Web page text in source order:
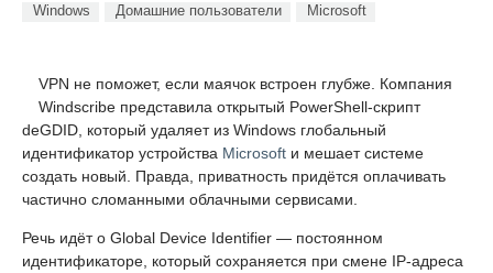
Windows Домашние пользователи Microsoft
VPN не поможет, если маячок встроен глубже. Компания
Windscribe представила открытый PowerShell-скрипт
deGDID, который удаляет из Windows глобальный
идентификатор устройства Microsoft и мешает системе
создать новый. Правда, приватность придётся оплачивать
частично сломанными облачными сервисами.
Речь идёт о Global Device Identifier — постоянном
идентификаторе, который сохраняется при смене IP-адреса